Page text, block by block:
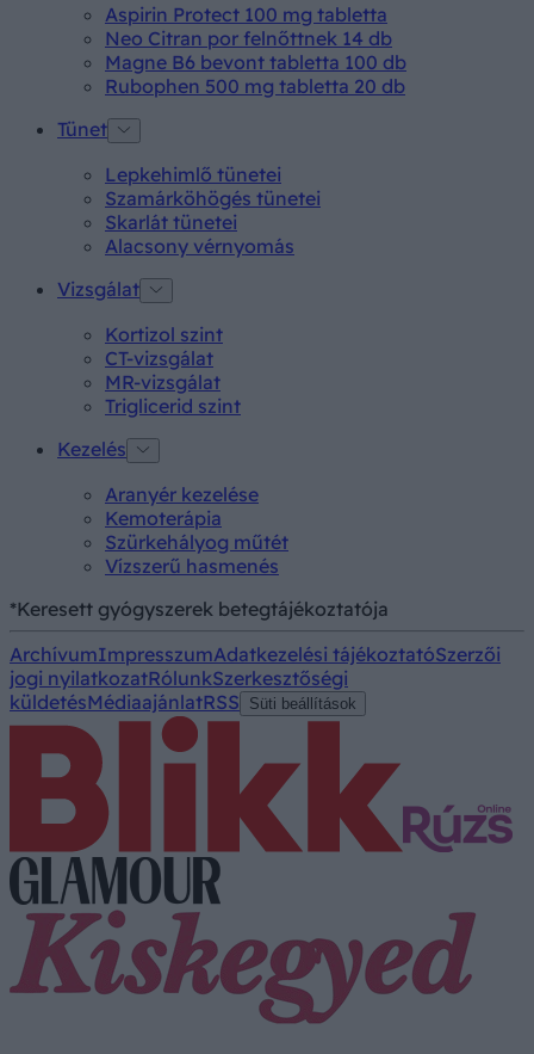
Aspirin Protect 100 mg tabletta
Neo Citran por felnőttnek 14 db
Magne B6 bevont tabletta 100 db
Rubophen 500 mg tabletta 20 db
Tünet
Lepkehimlő tünetei
Szamárköhögés tünetei
Skarlát tünetei
Alacsony vérnyomás
Vizsgálat
Kortizol szint
CT-vizsgálat
MR-vizsgálat
Triglicerid szint
Kezelés
Aranyér kezelése
Kemoterápia
Szürkehályog műtét
Vízszerű hasmenés
*Keresett gyógyszerek betegtájékoztatója
ArchívumImpresszumAdatkezelési tájékoztatóSzerzői
jogi nyilatkozatRólunkSzerkesztőségi
küldetésMédiaajánlatRSS Süti beállítások